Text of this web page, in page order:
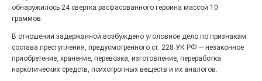
обнаружилось 24 свертка расфасованного героина массой 10
граммов.
В отношении задержанной возбуждено уголовное дело по признакам
состава преступления, предусмотренного ст. 228 УК РФ — незаконное
приобретение, хранение, перевозка, изготовление, переработка
наркотических средств, психотропных веществ и их аналогов.